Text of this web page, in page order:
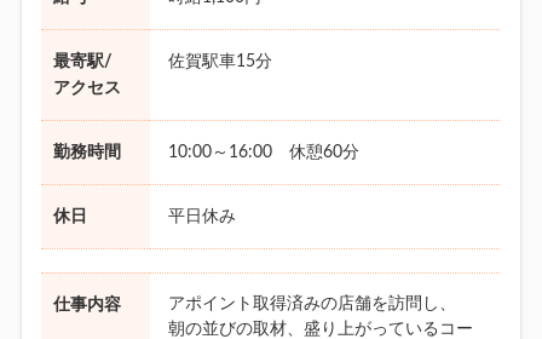
最寄駅/
アクセス
佐賀駅車15分
勤務時間 10:00～16:00 休憩60分
休日 平日休み
仕事内容
アポイント取得済みの店舗を訪問し、
朝の並びの取材、盛り上がっているコー